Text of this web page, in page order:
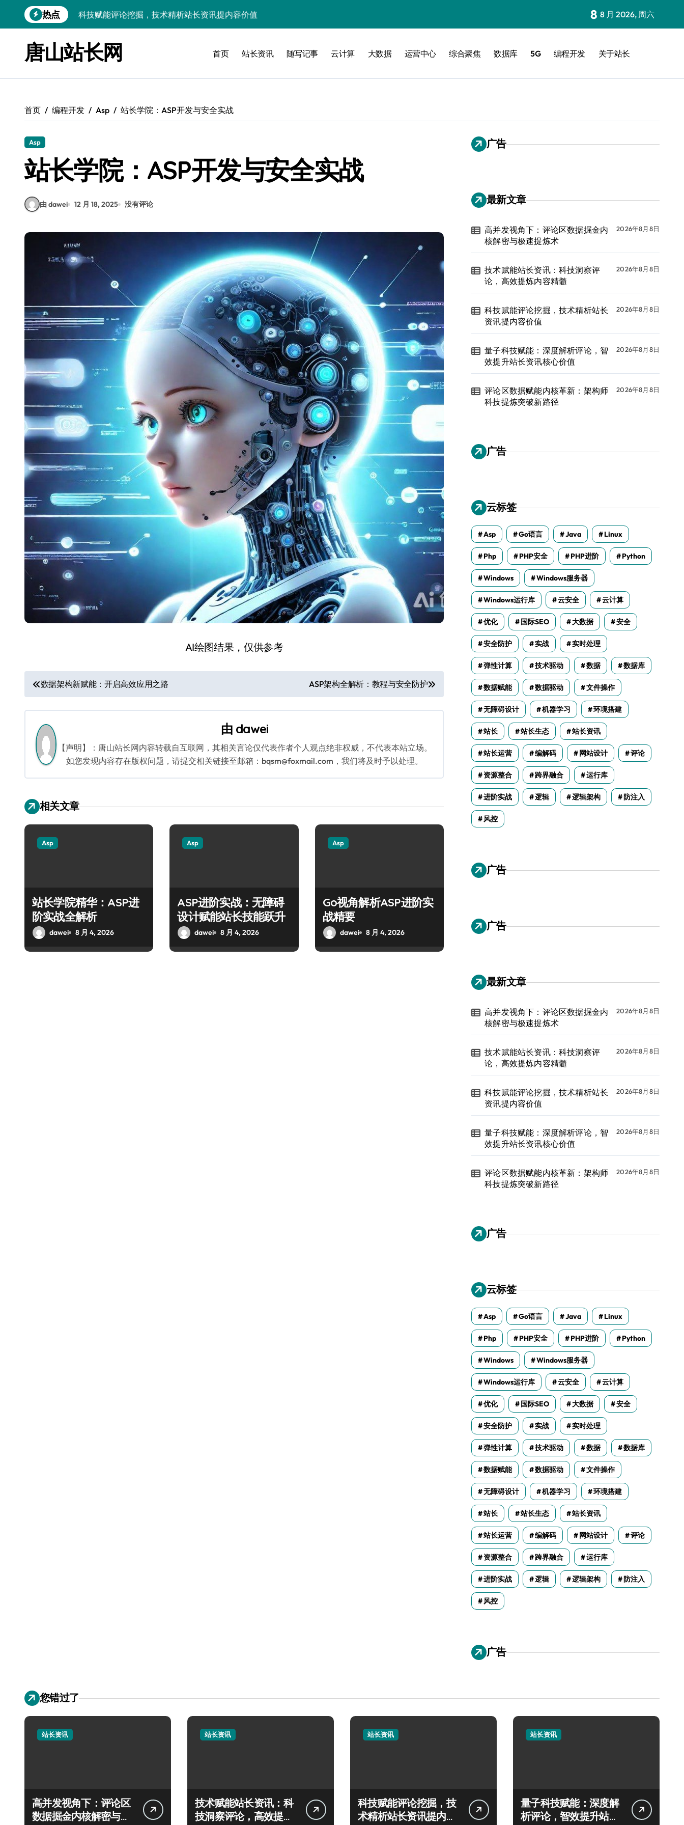
到
热点
科技赋能评论挖掘，技术精析站长资讯提内容价值
评论区数据赋能内核革新：架构师科技提炼突破新路径
技术赋能新内核：科技驱动评论管理，精炼内容艺术新境
鸿蒙内核技术深探：借评论之眼，炼开发者科技提炼硬功
评论数据深挖掘，技术内核赋能资讯提炼新范式
高并发视角下：评论区数据掘金内核解密与极速提炼术
8 8 月 2026, 周六
唐山站长网 首页 站长资讯 随写记事 云计算 大数据 运营中心 综合聚焦 数据库 5G 编程开发 关于站长
首页 编程开发 Asp 站长学院：ASP开发与安全实战
Asp
站长学院：ASP开发与安全实战
由 dawei 12 月 18, 2025 没有评论
AI绘图结果，仅供参考
文
章
导
航
数据架构新赋能：开启高效应用之路 ASP架构全解析：教程与安全防护
由 dawei
【声明】：唐山站长网内容转载自互联网，其相关言论仅代表作者个人观点绝非权威，不代表本站立场。
如您发现内容存在版权问题，请提交相关链接至邮箱：bqsm@foxmail.com，我们将及时予以处理。
相关文章
Asp
站长学院精华：ASP进
阶实战全解析
dawei 8 月 4, 2026
Asp
ASP进阶实战：无障碍
设计赋能站长技能跃升
dawei 8 月 4, 2026
Asp
Go视角解析ASP进阶实
战精要
dawei 8 月 4, 2026
广告
最新文章
高并发视角下：评论区数据掘金内
核解密与极速提炼术
2026年8月8日
技术赋能站长资讯：科技洞察评
论，高效提炼内容精髓
2026年8月8日
科技赋能评论挖掘，技术精析站长
资讯提内容价值
2026年8月8日
量子科技赋能：深度解析评论，智
效提升站长资讯核心价值
2026年8月8日
评论区数据赋能内核革新：架构师
科技提炼突破新路径
2026年8月8日
广告
云标签
Asp Go语言 Java Linux
Php PHP安全 PHP进阶 Python
Windows Windows服务器
Windows运行库 云安全 云计算
优化 国际SEO 大数据 安全
安全防护 实战 实时处理
弹性计算 技术驱动 数据 数据库
数据赋能 数据驱动 文件操作
无障碍设计 机器学习 环境搭建
站长 站长生态 站长资讯
站长运营 编解码 网站设计 评论
资源整合 跨界融合 运行库
进阶实战 逻辑 逻辑架构 防注入
风控
广告
广告
最新文章
高并发视角下：评论区数据掘金内
核解密与极速提炼术
2026年8月8日
技术赋能站长资讯：科技洞察评
论，高效提炼内容精髓
2026年8月8日
科技赋能评论挖掘，技术精析站长
资讯提内容价值
2026年8月8日
量子科技赋能：深度解析评论，智
效提升站长资讯核心价值
2026年8月8日
评论区数据赋能内核革新：架构师
科技提炼突破新路径
2026年8月8日
广告
云标签
Asp Go语言 Java Linux
Php PHP安全 PHP进阶 Python
Windows Windows服务器
Windows运行库 云安全 云计算
优化 国际SEO 大数据 安全
安全防护 实战 实时处理
弹性计算 技术驱动 数据 数据库
数据赋能 数据驱动 文件操作
无障碍设计 机器学习 环境搭建
站长 站长生态 站长资讯
站长运营 编解码 网站设计 评论
资源整合 跨界融合 运行库
进阶实战 逻辑 逻辑架构 防注入
风控
广告
您错过了
站长资讯
高并发视角下：评论区
数据掘金内核解密与极
站长资讯
技术赋能站长资讯：科
技洞察评论，高效提炼
站长资讯
科技赋能评论挖掘，技
术精析站长资讯提内容
站长资讯
量子科技赋能：深度解
析评论，智效提升站长